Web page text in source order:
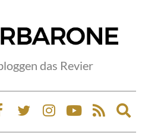
das Revier